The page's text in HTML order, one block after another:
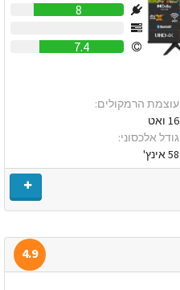
8
7.4
עוצמת הרמקולים:
16 ואט
גודל אלכסוני:
58 אינץ'
4.9